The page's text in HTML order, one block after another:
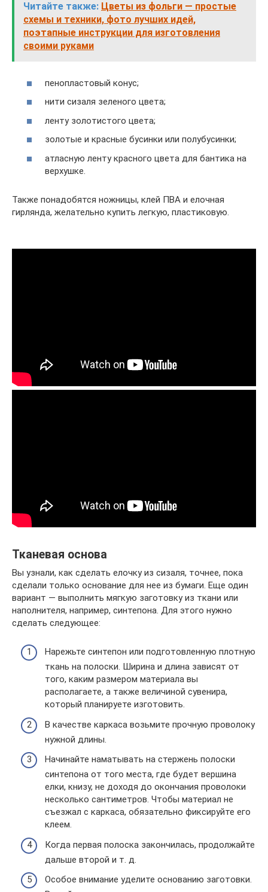
Читайте также: Цветы из фольги — простые
схемы и техники, фото лучших идей,
поэтапные инструкции для изготовления
своими руками
пенопластовый конус;
нити сизаля зеленого цвета;
ленту золотистого цвета;
золотые и красные бусинки или полубусинки;
атласную ленту красного цвета для бантика на
верхушке.
Также понадобятся ножницы, клей ПВА и елочная
гирлянда, желательно купить легкую, пластиковую.
Тканевая основа
Вы узнали, как сделать елочку из сизаля, точнее, пока
сделали только основание для нее из бумаги. Еще один
вариант — выполнить мягкую заготовку из ткани или
наполнителя, например, синтепона. Для этого нужно
сделать следующее:
Нарежьте синтепон или подготовленную плотную
ткань на полоски. Ширина и длина зависят от
того, каким размером материала вы
располагаете, а также величиной сувенира,
который планируете изготовить.
В качестве каркаса возьмите прочную проволоку
нужной длины.
Начинайте наматывать на стержень полоски
синтепона от того места, где будет вершина
елки, книзу, не доходя до окончания проволоки
несколько сантиметров. Чтобы материал не
съезжал с каркаса, обязательно фиксируйте его
клеем.
Когда первая полоска закончилась, продолжайте
дальше второй и т. д.
Особое внимание уделите основанию заготовки.